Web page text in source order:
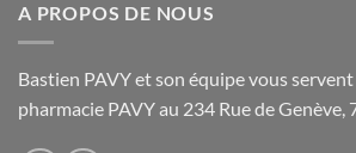
A PROPOS DE NOUS
Bastien PAVY et son équipe vous
pharmacie PAVY au 234 Rue de